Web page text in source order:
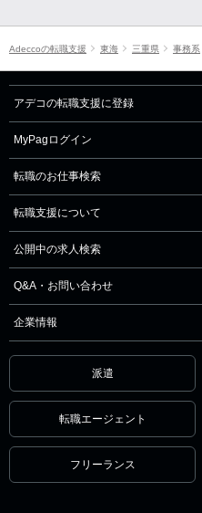
Adeccoの転職支援 東海 三重県 事務系
アデコの転職支援に登録
MyPagログイン
転職のお仕事検索
転職支援について
公開中の求人検索
Q&A・お問い合わせ
企業情報
派遣
転職エージェント
フリーランス